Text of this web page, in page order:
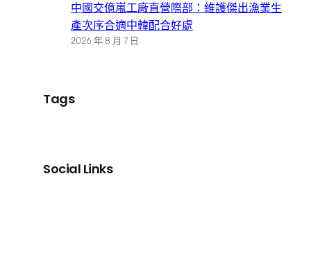
中國交億嵐工廠直營際部：維護傑出漁業生
產次序合適中韓配合好處
2026 年 8 月 7 日
Tags
Social Links